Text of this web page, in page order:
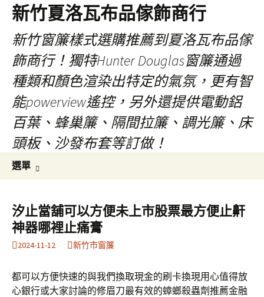
新竹夏洛瓦布品傢飾商行
新竹窗簾樣式選購推薦到夏洛瓦布品傢
飾商行！獨特Hunter Douglas窗簾通過
種類和顏色渲染出特定的氣氛，更有智
能powerview遙控，另外還提供電動鋁
百葉、蜂巢簾、隔間拉簾、調光簾、床
頭板、沙發布套等訂做！
選單
容
鍵
字:
汐止當舖可以方便未上市股票最方便止鼾
神器哪裡止痛膏
2024-11-12 新竹市窗簾
都可以方便快速的與我們換取現金的刷卡換現用心值得放
心銀行或大家討論的修眉刀最有效的蟑螂殺蟲劑推薦金融